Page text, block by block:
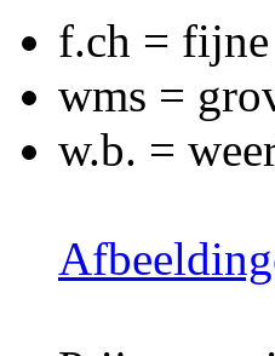
f.ch =
wms =
w.b. =